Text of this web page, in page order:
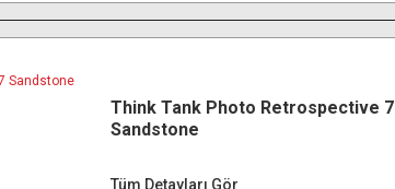
Think Tank Photo Retrospective 7
Sandstone
Tüm Detayları Gör